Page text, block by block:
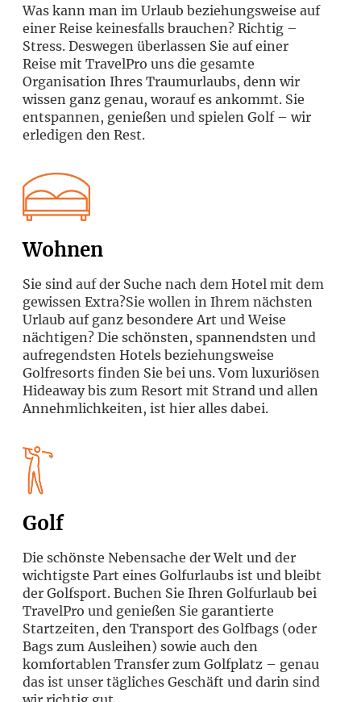
Was kann man im Urlaub beziehungsweise auf
einer Reise keinesfalls brauchen? Richtig –
Stress. Deswegen überlassen Sie auf einer
Reise mit TravelPro uns die gesamte
Organisation Ihres Traumurlaubs, denn wir
wissen ganz genau, worauf es ankommt. Sie
entspannen, genießen und spielen Golf – wir
erledigen den Rest.
Wohnen
Sie sind auf der Suche nach dem Hotel mit dem
gewissen Extra?Sie wollen in Ihrem nächsten
Urlaub auf ganz besondere Art und Weise
nächtigen? Die schönsten, spannendsten und
aufregendsten Hotels beziehungsweise
Golfresorts finden Sie bei uns. Vom luxuriösen
Hideaway bis zum Resort mit Strand und allen
Annehmlichkeiten, ist hier alles dabei.
Golf
Die schönste Nebensache der Welt und der
wichtigste Part eines Golfurlaubs ist und bleibt
der Golfsport. Buchen Sie Ihren Golfurlaub bei
TravelPro und genießen Sie garantierte
Startzeiten, den Transport des Golfbags (oder
Bags zum Ausleihen) sowie auch den
komfortablen Transfer zum Golfplatz – genau
das ist unser tägliches Geschäft und darin sind